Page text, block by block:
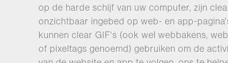
op de harde schijf van uw computer, zijn
onzichtbaar ingebed op web- en app-
kunnen clear GIF's (ook wel webbakens,
of pixeltags genoemd) gebruiken om de